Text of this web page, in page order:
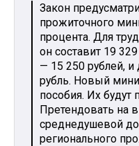
Закон
прожиточного
процента. Для
он составит 19
— 15 250 рублей, и
рубль. Новый
пособия. Их будут
Претендовать на
среднедушевой
регионального